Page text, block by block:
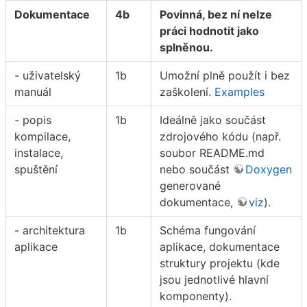
Dokumentace 4b
Povinná, bez ní nelze
práci hodnotit jako
splněnou.
- uživatelský
manuál
1b
Umožní plně použít i bez
zaškolení. Examples
- popis
kompilace,
instalace,
spuštění
1b
Ideálně jako součást
zdrojového kódu (např.
soubor README.md
nebo součást
Doxygen
generované
dokumentace,
viz).
- architektura
aplikace
1b
Schéma fungování
aplikace, dokumentace
struktury projektu (kde
jsou jednotlivé hlavní
komponenty).